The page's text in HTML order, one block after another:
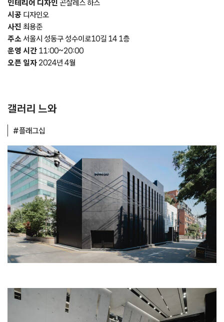
‘032c’ 레드 컬러와 스테인리스, 대형 거울을 적극적으로 활용해
인테리어를 연출했다. 별도의 전시 공간을 마련한 데에는 매거진 콘텐츠를
실체화하려는 욕심이 있었다. 오픈 초기에는 벽과 바닥 사이에 책처럼
펼쳐진 디지털 스크린에서 곤잘레스 하스의 영상이 재생되었고, 지금은
존 래프만의 작품을 전시하고 있다.
인테리어 디자인
사진최용준
운영 시간11:00~20:00
오픈 일자2024년 4월
갤러리 느와
#플래그십